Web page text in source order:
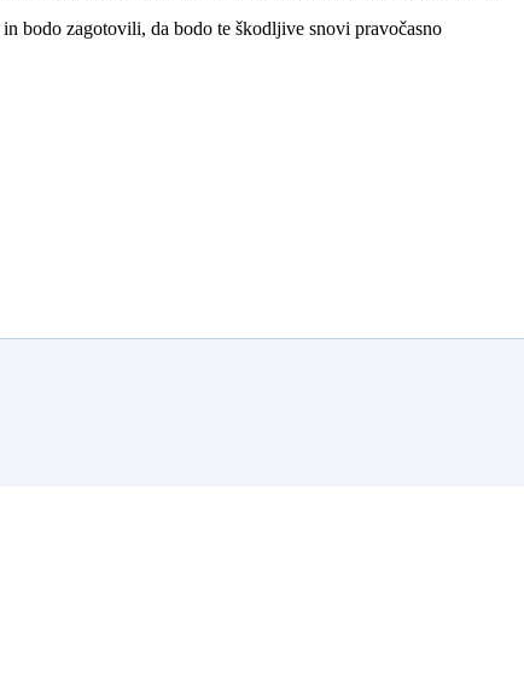
in bodo zagotovili, da bodo te škodljive snovi pravočasno